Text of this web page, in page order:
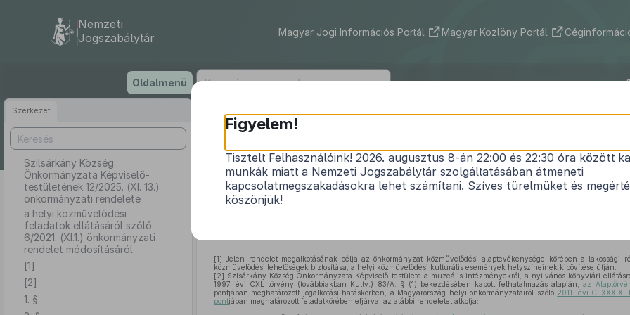
tartalomra
Nemzeti
Jogszabálytár
Magyar Jogi Információs Portál Magyar Közlöny Portál
Oldalmenü
Szerkezet
Szilsárkány Község
Önkormányzata Képviselő-
testületének 12/2025. (XI. 13.)
önkormányzati rendelete
a helyi közművelődési
feladatok ellátásáról szóló
6/2021. (XI.1.) önkormányzati
rendelet módosításáról
[1]
[2]
1. §
Szilsárkány Község Önkormányzata Képviselő-
a helyi közművelődési feladatok ellátásáról szóló6/2021. (XI.1.)
[1] Jelen rendelet megalkotásának célja az önkormányzat közművelődési alaptevékenysége körében a lakossági
közművelődési lehetőségek biztosítása, a helyi közművelődési kulturális események helyszíneinek kibővítése útján.
[2] Szlsárkány Község Önkormányzata Képviselő-testülete a muzeális intézményekről, a nyilvános könyvtári
1997. évi CXL törvény (továbbiakban Kultv.) 83/A. § (1) bekezdésében kapott felhatalmazás alapján,az
pontjában meghatározott jogalkotási hatáskörben, a Magyarország helyi önkormányzatairól szóló 2011. évi CLXXXIX.
pontjában meghatározott feladatkörében eljárva, az alábbi rendeletet alkotja:
Figyelem!
Tisztelt Felhasználóink! 2026. augusztus 8-án 22:00 és 22:30 óra között
munkák miatt a Nemzeti Jogszabálytár szolgáltatásában átmeneti
kapcsolatmegszakadásokra lehet számítani. Szíves türelmüket és
köszönjük!